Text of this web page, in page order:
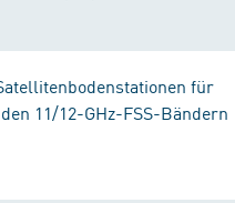
für
11/12-GHz-FSS-Bändern